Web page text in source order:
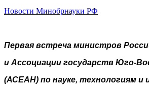
Новости Минобрнауки РФ
Первая встреча министров
и Ассоциации государств Юго-
(АСЕАН) по науке, технологиям и